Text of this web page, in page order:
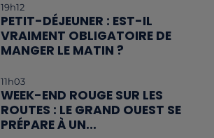
19h12
PETIT-DÉJEUNER : EST-IL
VRAIMENT OBLIGATOIRE DE
MANGER LE MATIN ?
11h03
WEEK-END ROUGE SUR LES
ROUTES : LE GRAND OUEST SE
PRÉPARE À UN...